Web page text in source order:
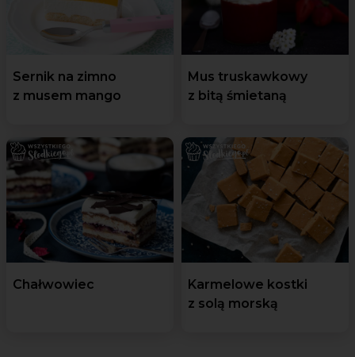
Sernik na zimno
z musem mango
Mus truskawkowy
z bitą śmietaną
Chałwowiec
Karmelowe kostki
z solą morską